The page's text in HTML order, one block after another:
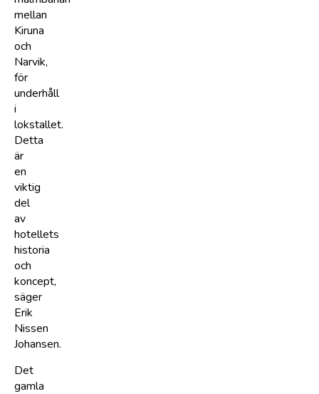
mellan
Kiruna
och
Narvik,
för
underhåll
i
lokstallet.
Detta
är
en
viktig
del
av
hotellets
historia
och
koncept,
säger
Erik
Nissen
Johansen.
Det
gamla